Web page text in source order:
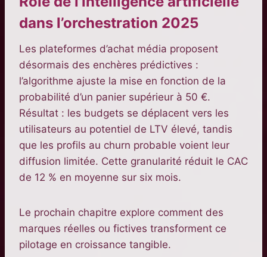
dans l’orchestration 2025
Les plateformes d’achat média proposent
désormais des enchères prédictives :
l’algorithme ajuste la mise en fonction de la
probabilité d’un panier supérieur à 50 €.
Résultat : les budgets se déplacent vers les
utilisateurs au potentiel de LTV élevé, tandis
que les profils au churn probable voient leur
diffusion limitée. Cette granularité réduit le CAC
de 12 % en moyenne sur six mois.
Le prochain chapitre explore comment des
marques réelles ou fictives transforment ce
pilotage en croissance tangible.